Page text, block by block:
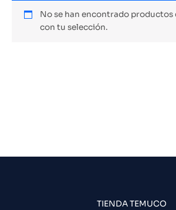
No se han encontrado productos
con tu selección.
TIENDA TEMUCO